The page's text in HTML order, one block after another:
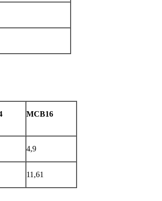
МСВ16
4,9
11,61